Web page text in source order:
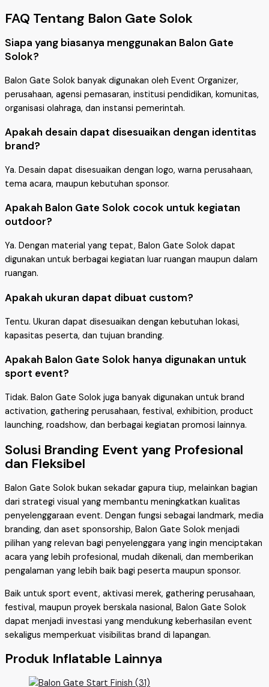
FAQ Tentang Balon Gate Solok
Siapa yang biasanya menggunakan Balon Gate
Solok?
Balon Gate Solok banyak digunakan oleh Event Organizer,
perusahaan, agensi pemasaran, institusi pendidikan, komunitas,
organisasi olahraga, dan instansi pemerintah.
Apakah desain dapat disesuaikan dengan identitas
brand?
Ya. Desain dapat disesuaikan dengan logo, warna perusahaan,
tema acara, maupun kebutuhan sponsor.
Apakah Balon Gate Solok cocok untuk kegiatan
outdoor?
Ya. Dengan material yang tepat, Balon Gate Solok dapat
digunakan untuk berbagai kegiatan luar ruangan maupun dalam
ruangan.
Apakah ukuran dapat dibuat custom?
Tentu. Ukuran dapat disesuaikan dengan kebutuhan lokasi,
kapasitas peserta, dan tujuan branding.
Apakah Balon Gate Solok hanya digunakan untuk
sport event?
Tidak. Balon Gate Solok juga banyak digunakan untuk brand
activation, gathering perusahaan, festival, exhibition, product
launching, roadshow, dan berbagai kegiatan promosi lainnya.
Solusi Branding Event yang Profesional
dan Fleksibel
Balon Gate Solok bukan sekadar gapura tiup, melainkan bagian
dari strategi visual yang membantu meningkatkan kualitas
penyelenggaraan event. Dengan fungsi sebagai landmark, media
branding, dan aset sponsorship, Balon Gate Solok menjadi
pilihan yang relevan bagi penyelenggara yang ingin menciptakan
acara yang lebih profesional, mudah dikenali, dan memberikan
pengalaman yang lebih baik bagi peserta maupun sponsor.
Baik untuk sport event, aktivasi merek, gathering perusahaan,
festival, maupun proyek berskala nasional, Balon Gate Solok
dapat menjadi investasi yang mendukung keberhasilan event
sekaligus memperkuat visibilitas brand di lapangan.
Produk Inflatable Lainnya